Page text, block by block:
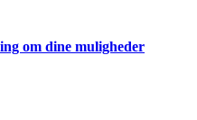
om dine muligheder